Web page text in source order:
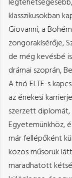
klasszikusokban
Giovanni, a
zongorakísérője,
de még kevésbé
drámai szoprán,
A trió ELTE-s
az énekesi
szerzett diplomát,
Egyetemünkhöz,
már fellépőként
közös műsoruk
maradhatott